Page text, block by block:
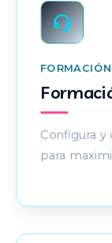
Configura
para